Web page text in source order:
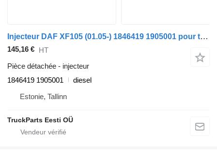
Injecteur DAF XF105 (01.05-) 1846419 1905001 pour tracteur routier DAF XF95, XF105 (2001-2014)
145,16 € HT
Pièce détachée - injecteur
1846419 1905001
diesel
Estonie, Tallinn
TruckParts Eesti OÜ